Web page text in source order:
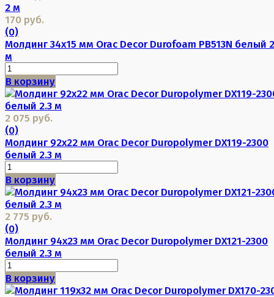
170 руб.
(0)
Молдинг 34х15 мм Orac Decor Durofoam PB513N белый 2
м
В корзину
2 075 руб.
(0)
Молдинг 92х22 мм Orac Decor Duropolymer DX119-2300
белый 2.3 м
В корзину
2 775 руб.
(0)
Молдинг 94х23 мм Orac Decor Duropolymer DX121-2300
белый 2.3 м
В корзину